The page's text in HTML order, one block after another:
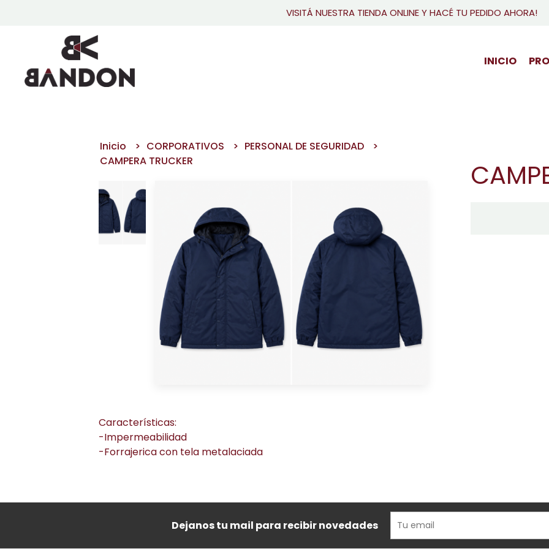
VISITÁ NUESTRA TIENDA ONLINE Y HACÉ TU PEDIDO AHORA!
INICIO
Inicio CORPORATIVOS
PERSONAL DE SEGURIDAD
CAMPERA TRUCKER
Características:
-Impermeabilidad
-Forrajerica con tela metalaciada
Dejanos tu mail para recibir novedades